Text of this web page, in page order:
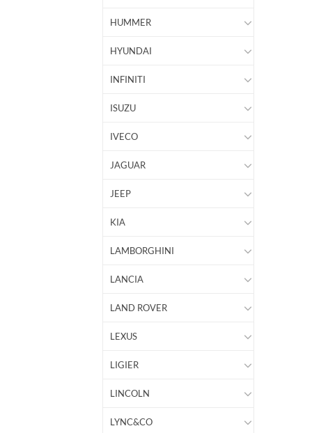
HUMMER
HYUNDAI
INFINITI
ISUZU
IVECO
JAGUAR
JEEP
KIA
LAMBORGHINI
LANCIA
LAND ROVER
LEXUS
LIGIER
LINCOLN
LYNC&CO